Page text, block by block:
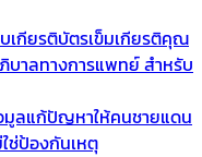
กียรติบัตรเข็มเกียรติคุณ
บาลทางการแพทย์ สำหรับ
มูลแก้ปัญหาให้คนชายแดน
ช่ป้องกันเหตุ